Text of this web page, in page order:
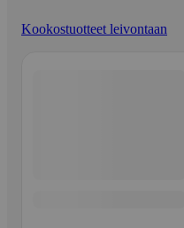
Kookostuotteet leivontaan